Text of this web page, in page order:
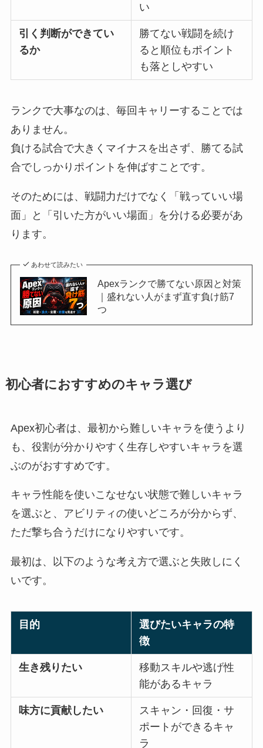
い
引く判断ができてい
るか
勝てない戦闘を続け
ると順位もポイント
も落としやすい
ランクで大事なのは、毎回キャリーすることでは
ありません。
負ける試合で大きくマイナスを出さず、勝てる試
合でしっかりポイントを伸ばすことです。
そのためには、戦闘力だけでなく「戦っていい場
面」と「引いた方がいい場面」を分ける必要があ
ります。
あわせて読みたい
Apexランクで勝てない原因と対策
｜盛れない人がまず直す負け筋7
つ
初心者におすすめのキャラ選び
Apex初心者は、最初から難しいキャラを使うより
も、役割が分かりやすく生存しやすいキャラを選
ぶのがおすすめです。
キャラ性能を使いこなせない状態で難しいキャラ
を選ぶと、アビリティの使いどころが分からず、
ただ撃ち合うだけになりやすいです。
最初は、以下のような考え方で選ぶと失敗しにく
いです。
目的
選びたいキャラの特
徴
生き残りたい
移動スキルや逃げ性
能があるキャラ
味方に貢献したい
スキャン・回復・サ
ポートができるキャ
ラ